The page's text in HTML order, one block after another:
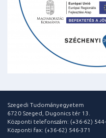
Szegedi Tudományegyetem
6720 Szeged, Dugonics tér 13.
Központi telefonszám: (+36-62)
Központi fax: (+36-62) 546-371